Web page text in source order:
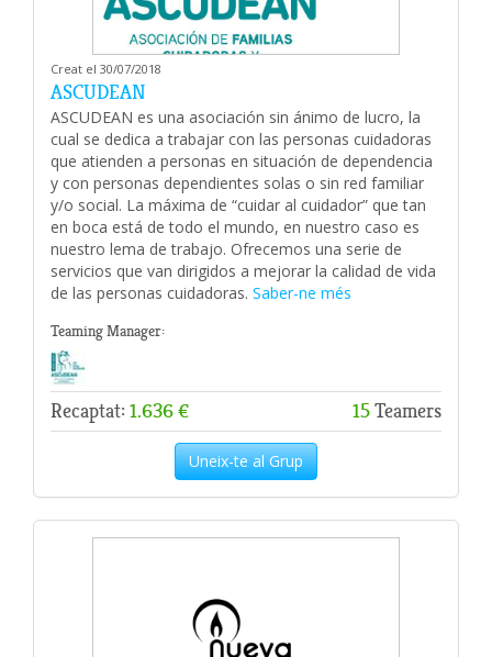
Creat el 30/07/2018
ASCUDEAN
ASCUDEAN es una asociación sin ánimo de lucro, la
cual se dedica a trabajar con las personas cuidadoras
que atienden a personas en situación de dependencia
y con personas dependientes solas o sin red familiar
y/o social. La máxima de “cuidar al cuidador” que tan
en boca está de todo el mundo, en nuestro caso es
nuestro lema de trabajo. Ofrecemos una serie de
servicios que van dirigidos a mejorar la calidad de vida
de las personas cuidadoras. Saber-ne més
Teaming Manager:
Recaptat: 1.636 € 15Teamers
Uneix-te al Grup